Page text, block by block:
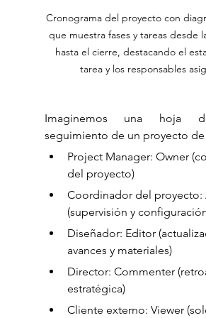
Cronograma del proyecto con
que muestra fases y tareas desde
hasta el cierre, destacando el
tarea y los responsables
Imaginemos una hoja
seguimiento de un proyecto
Project Manager: Owner
del proyecto)
Coordinador del proyecto:
(supervisión y
Diseñador: Editor
avances y materiales)
Director: Commenter
estratégica)
Cliente externo: Viewer